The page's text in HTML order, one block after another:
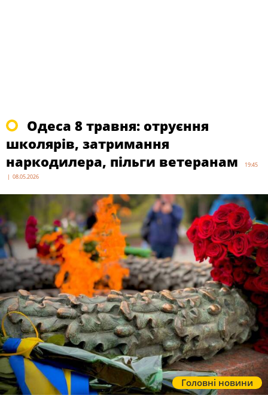
Одеса 8 травня: отруєння
школярів, затримання
наркодилера, пільги ветеранам
19:45
| 08.05.2026
Головні новини